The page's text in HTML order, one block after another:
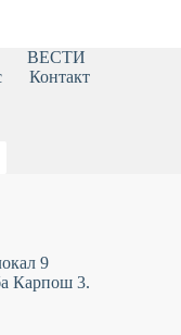
ВЕСТИ
Контакт
9
Карпош 3.